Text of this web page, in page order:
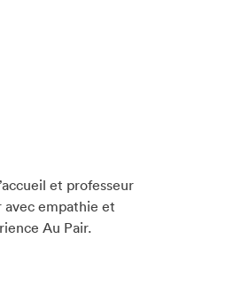
et professeur
avec empathie et
Au Pair.